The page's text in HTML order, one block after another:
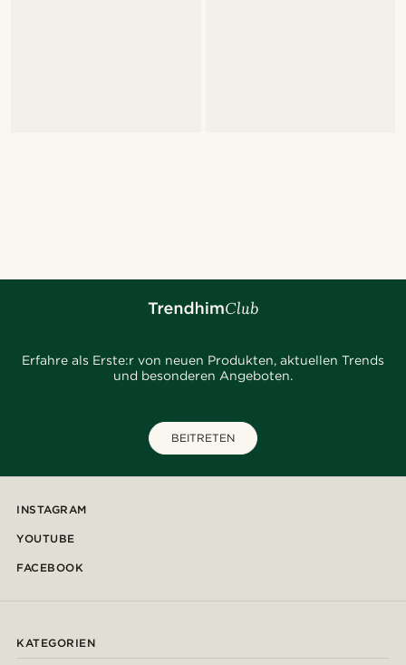
Erfahre als Erste:r von neuen Produkten, aktuellen Trends
und besonderen Angeboten.
BEITRETEN
INSTAGRAM
YOUTUBE
FACEBOOK
KATEGORIEN